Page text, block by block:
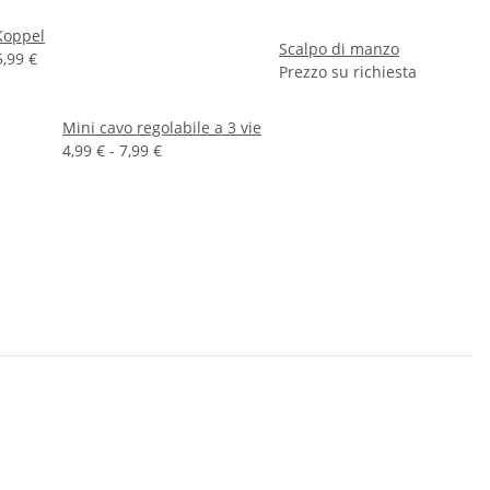
€
Mini cavo regolabile a 3 vie
4,99 € - 7,99 €
Scalpo di manzo
Prezzo su richiesta